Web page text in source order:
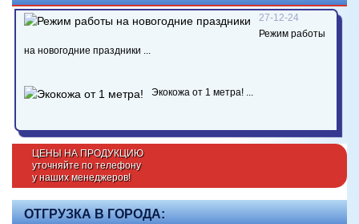
27-12-24
Режим работы
на новогодние праздники ...
Экокожа от 1 метра! ...
ЦЕНЫ НА ПРОДУКЦИЮ
уточняйте по телефону
у наших менеджеров!
ОТГРУЗКА В ГОРОДА: